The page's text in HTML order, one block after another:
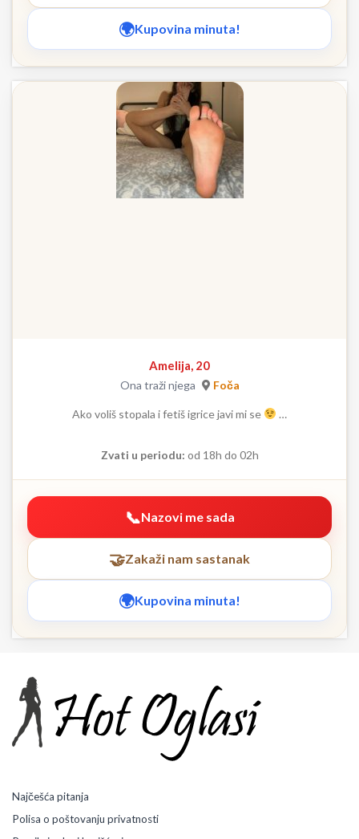
Kupovina minuta!
Amelija, 20
Ona traži njega Foča
Ako voliš stopala i fetiš igrice javi mi se …
Zvati u periodu: od 18h do 02h
Nazovi me sada
Zakaži nam sastanak
Kupovina minuta!
Najčešća pitanja
Polisa o poštovanju privatnosti